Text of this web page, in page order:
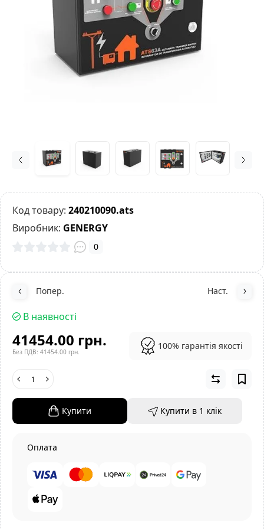
Код товару: 240210090.ats
Виробник: GENERGY
0
Попер. Наст.
В наявності
41454.00 грн.
Без ПДВ: 41454.00 грн.
100% гарантія якості
Купити Купити в 1 клiк
Оплата